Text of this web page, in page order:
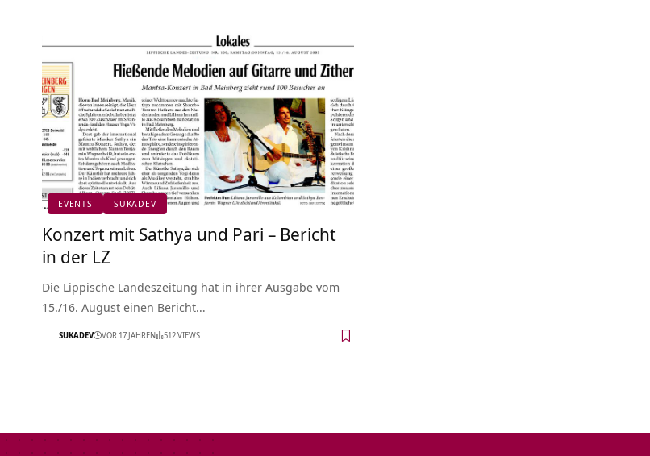
EVENTS SUKADEV
Konzert mit Sathya und Pari – Bericht
in der LZ
Die Lippische Landeszeitung hat in ihrer Ausgabe vom
15./16. August einen Bericht…
SUKADEV VOR 17 JAHREN 512 VIEWS